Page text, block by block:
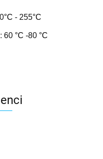
°C - 255°C
60 °C -80 °C